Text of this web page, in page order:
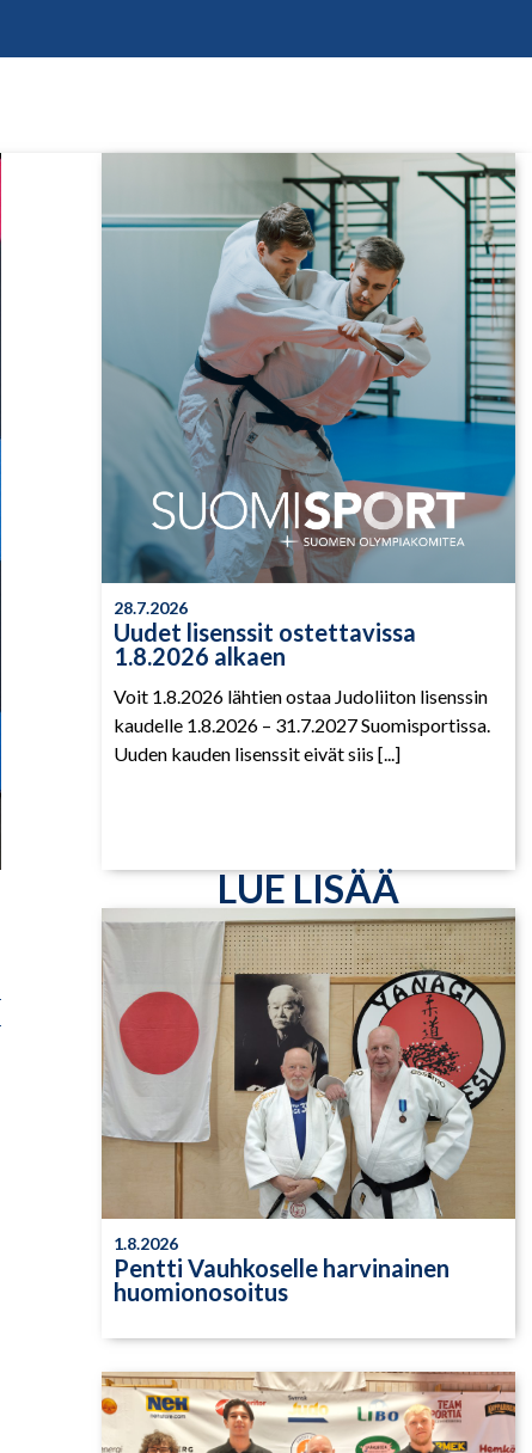
28.7.2026
Uudet lisenssit ostettavissa
1.8.2026 alkaen
Voit 1.8.2026 lähtien ostaa Judoliiton lisenssin
kaudelle 1.8.2026 – 31.7.2027 Suomisportissa.
Uuden kauden lisenssit eivät siis [...]
LUE LISÄÄ
1.8.2026
Pentti Vauhkoselle harvinainen
huomionosoitus